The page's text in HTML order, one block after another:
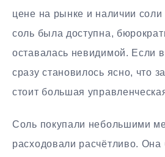
цене на рынке и наличии
соль была доступна,
оставалась невидимой. Если
сразу становилось ясно, что
стоит большая
Соль покупали небольшими
расходовали расчётливо. Она